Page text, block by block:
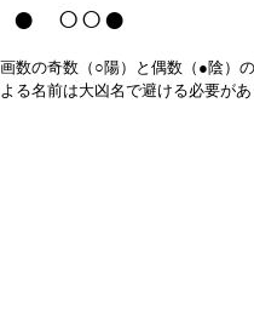
● ○○●
画数の奇数（○陽）と偶数（●陰）
よる名前は大凶名で避ける必要が